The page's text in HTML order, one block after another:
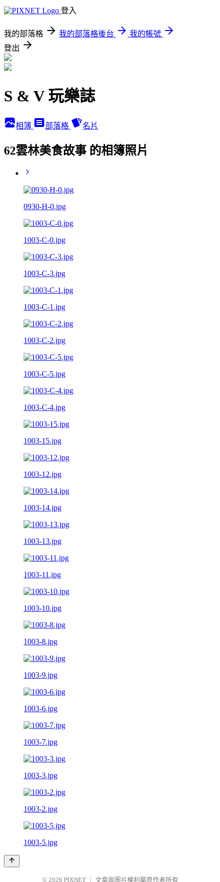
登入
我的部落格 我的部落格後台
我的帳號
登出
S & V 玩樂誌
相簿 部落格 名片
62雲林美食故事 的相簿照片
0930-H-0.jpg
1003-C-0.jpg
1003-C-3.jpg
1003-C-1.jpg
1003-C-2.jpg
1003-C-5.jpg
1003-C-4.jpg
1003-15.jpg
1003-12.jpg
1003-14.jpg
1003-13.jpg
1003-11.jpg
1003-10.jpg
1003-8.jpg
1003-9.jpg
1003-6.jpg
1003-7.jpg
1003-3.jpg
1003-2.jpg
1003-5.jpg
© 2026 PIXNET 文章與圖片權利屬原作者所有